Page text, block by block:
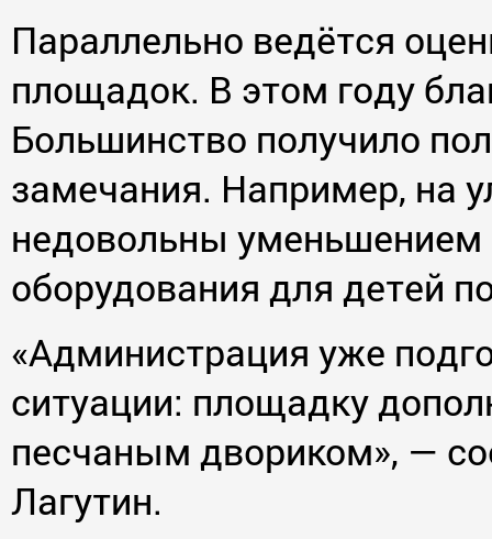
Параллельно ведётся
площадок. В этом году
Большинство получило
замечания. Например, на
недовольны
оборудования для детей
«Администрация уже
ситуации: площадку
песчаным двориком», —
Лагутин.